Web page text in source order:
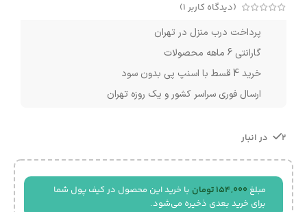
(دیدگاه کاربر 1
)
پرداخت درب منزل در تهران
گارانتی 6 ماهه محصولات
خرید 4 قسط با اسنپ پی بدون سود
ارسال فوری سراسر کشور و یک روزه تهران
2 در انبار
مبلغ 154,000 تومان با خرید این محصول در کیف پول شما
برای خرید بعدی ذخیره می‌شود.